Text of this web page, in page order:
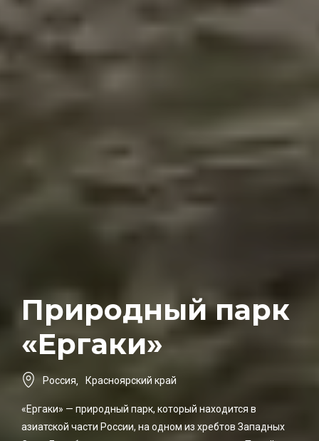
Природный парк
«Ергаки»
Россия, Красноярский край
«Ергаки» — природный парк, который находится в
азиатской части России, на одном из хребтов Западных